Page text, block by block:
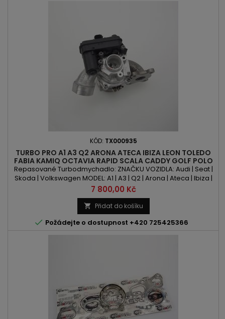
KÓD: TX000935
TURBO PRO A1 A3 Q2 ARONA ATECA IBIZA LEON TOLEDO
FABIA KAMIQ OCTAVIA RAPID SCALA CADDY GOLF POLO
T-CROSS UP! 1.0L 82PS - 116PS
Repasované Turbodmychadlo: ZNAČKU VOZIDLA: Audi | Seat |
Skoda | Volkswagen MODEL: A1 | A3 | Q2 | Arona | Ateca | Ibiza |
Leon | Toledo | Fabia | Kamiq | Octavia | Rapid | Scala | Caddy
|Golf | Polo | T-Cross | UP! KÓD MOTORU: CHZA | CHZB | CHZC |
CHZD | CHZE | CHZG | CHZJ | CHZK | CHZL | DKJA | DKLA | DKLB |
DKLC | DKLD | DKRA | DKRC | DKRD | DKRE | DKRF...
Cena
7 800,00 Kč
 Přidat do košíku
 Požádejte o dostupnost +420 725425366